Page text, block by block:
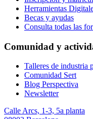
Herramientas
Becas y ayudas
Consulta todas las
Comunidad y
Talleres de industria
Comunidad Sert
Blog Perspectiva
Newsletter
Calle Arcs, 1-3, 5a planta